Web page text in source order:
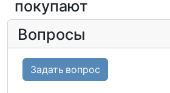
покупают
Вопросы
Задать вопрос